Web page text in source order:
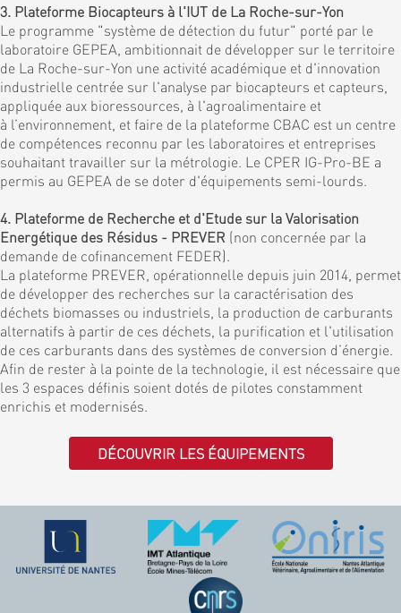
3. Plateforme Biocapteurs à l'IUT de La Roche-sur-Yon
Le programme "système de détection du futur" porté par le
laboratoire GEPEA, ambitionnait de développer sur le territoire
de La Roche-sur-Yon une activité académique et d'innovation
industrielle centrée sur l'analyse par biocapteurs et capteurs,
appliquée aux bioressources, à l'agroalimentaire et
à l’environnement, et faire de la plateforme CBAC est un centre
de compétences reconnu par les laboratoires et entreprises
souhaitant travailler sur la métrologie. Le CPER IG-Pro-BE a
permis au GEPEA de se doter d'équipements semi-lourds.
4. Plateforme de Recherche et d'Etude sur la Valorisation
Energétique des Résidus - PREVER (non concernée par la
demande de cofinancement FEDER).
La plateforme PREVER, opérationnelle depuis juin 2014, permet
de développer des recherches sur la caractérisation des
déchets biomasses ou industriels, la production de carburants
alternatifs à partir de ces déchets, la purification et l'utilisation
de ces carburants dans des systèmes de conversion d’énergie.
Afin de rester à la pointe de la technologie, il est nécessaire que
les 3 espaces définis soient dotés de pilotes constamment
enrichis et modernisés.
DÉCOUVRIR LES ÉQUIPEMENTS